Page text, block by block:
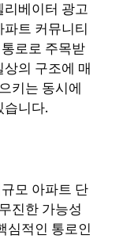
리베이터 광고
트 커뮤니티
로로 주목받
의 구조에 매
키는 동시에
습니다.
모 아파트 단
진한 가능성
심적인 통로인